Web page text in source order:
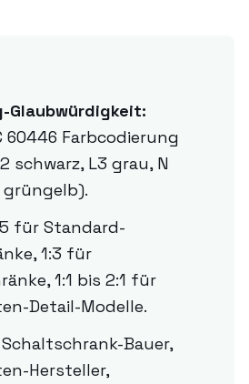
Glaubwürdigkeit:
60446 Farbcodierung
schwarz, L3 grau, N
grüngelb).
für Standard-
1:3 für
1:1 bis 2:1 für
Detail-Modelle.
Schaltschrank-Bauer,
Hersteller,